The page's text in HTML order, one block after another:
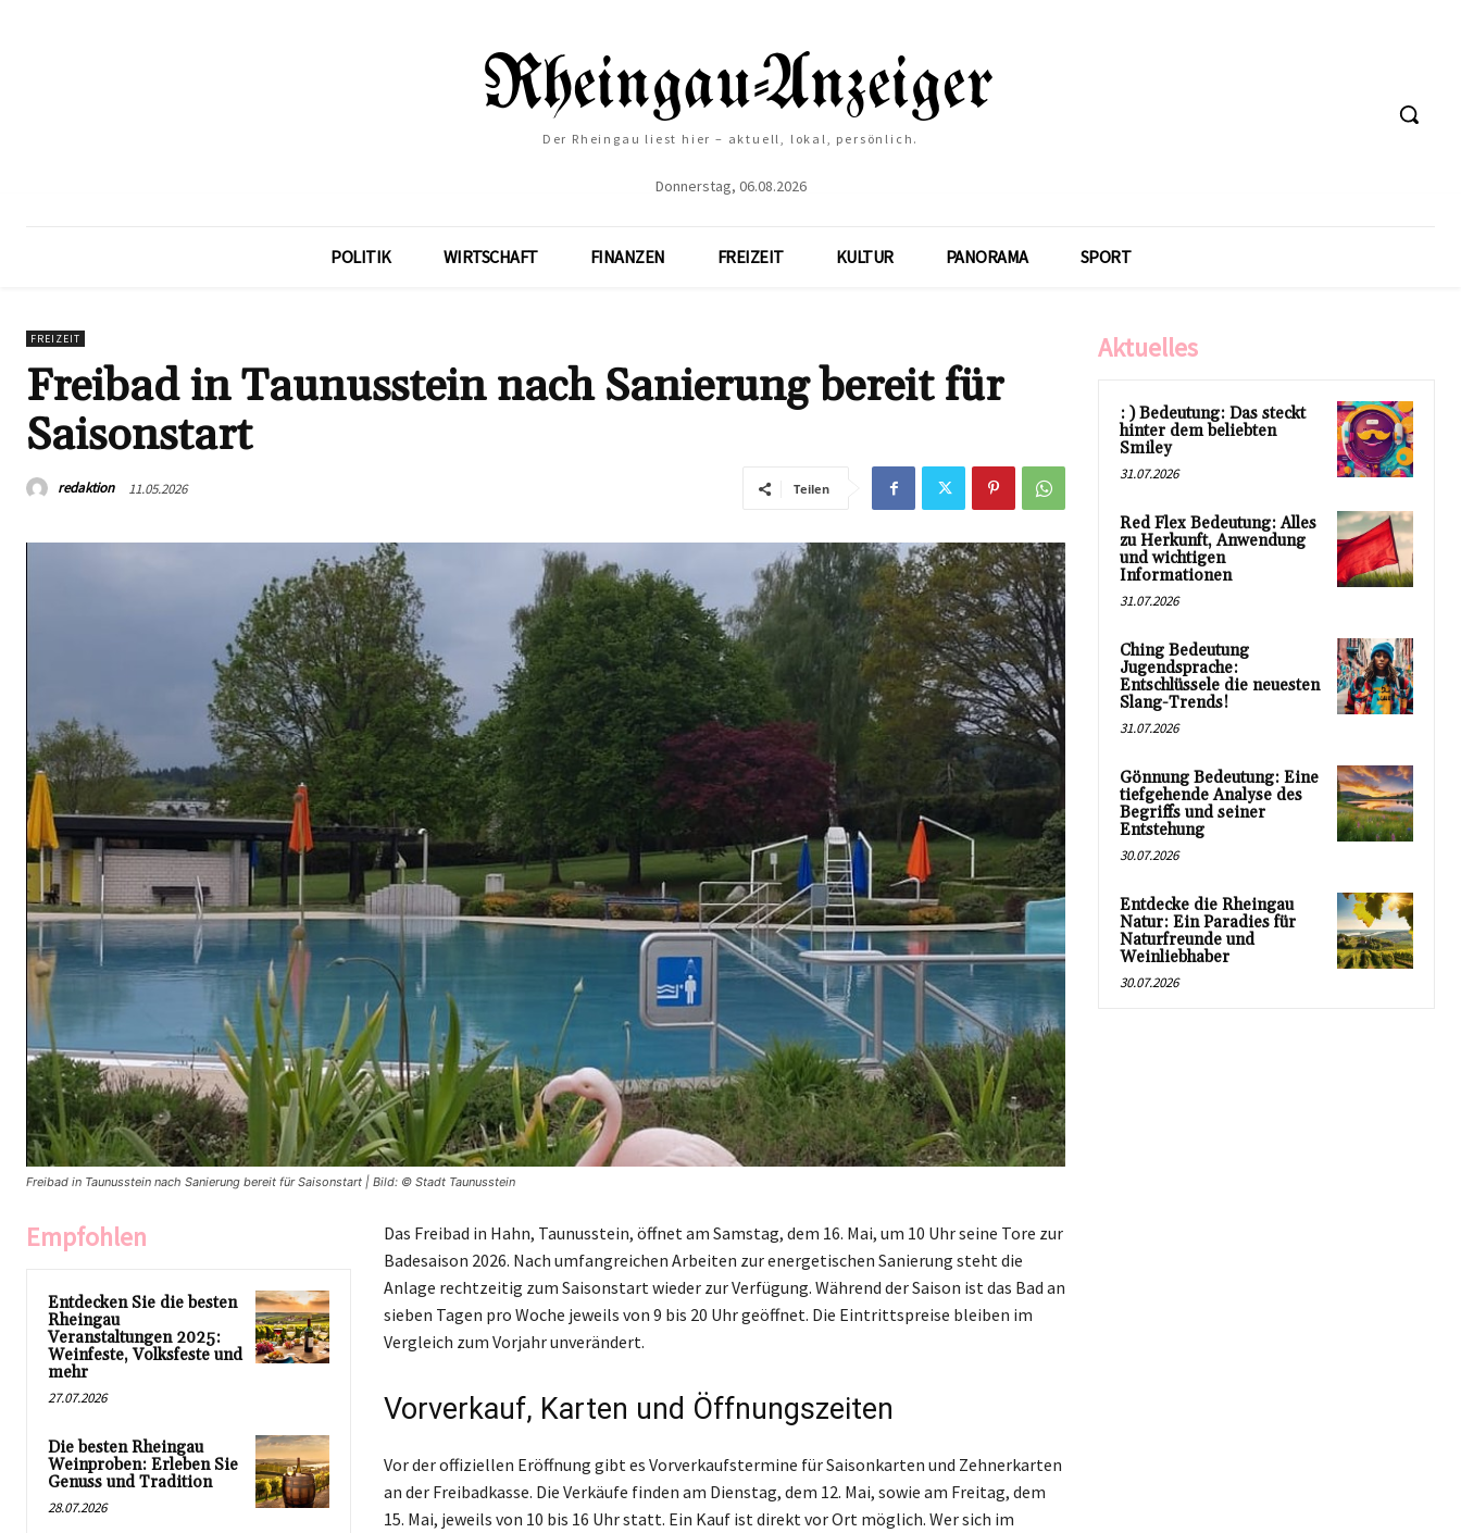
Der Rheingau liest hier – aktuell, lokal, persönlich.
Donnerstag, 06.08.2026
POLITIK WIRTSCHAFT FINANZEN FREIZEIT KULTUR PANORAMA SPORT
FREIZEIT
Freibad in Taunusstein nach Sanierung bereit für
Saisonstart
redaktion 11.05.2026 Teilen
Freibad in Taunusstein nach Sanierung bereit für Saisonstart | Bild: © Stadt Taunusstein
Empfohlen
Entdecken Sie die besten
Rheingau
Veranstaltungen 2025:
Weinfeste, Volksfeste und
mehr
27.07.2026
Die besten Rheingau
Weinproben: Erleben Sie
Genuss und Tradition
28.07.2026
Das Freibad in Hahn, Taunusstein, öffnet am Samstag, dem 16. Mai, um 10 Uhr seine Tore zur
Badesaison 2026. Nach umfangreichen Arbeiten zur energetischen Sanierung steht die
Anlage rechtzeitig zum Saisonstart wieder zur Verfügung. Während der Saison ist das Bad an
sieben Tagen pro Woche jeweils von 9 bis 20 Uhr geöffnet. Die Eintrittspreise bleiben im
Vergleich zum Vorjahr unverändert.
Vorverkauf, Karten und Öffnungszeiten
Vor der offiziellen Eröffnung gibt es Vorverkaufstermine für Saisonkarten und Zehnerkarten
an der Freibadkasse. Die Verkäufe finden am Dienstag, dem 12. Mai, sowie am Freitag, dem
15. Mai, jeweils von 10 bis 16 Uhr statt. Ein Kauf ist direkt vor Ort möglich. Wer sich im
Aktuelles
: ) Bedeutung: Das steckt
hinter dem beliebten
Smiley
31.07.2026
Red Flex Bedeutung: Alles
zu Herkunft, Anwendung
und wichtigen
Informationen
31.07.2026
Ching Bedeutung
Jugendsprache:
Entschlüssele die neuesten
Slang-Trends!
31.07.2026
Gönnung Bedeutung: Eine
tiefgehende Analyse des
Begriffs und seiner
Entstehung
30.07.2026
Entdecke die Rheingau
Natur: Ein Paradies für
Naturfreunde und
Weinliebhaber
30.07.2026